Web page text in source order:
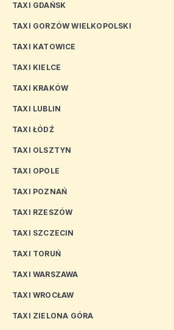
TAXI GDAŃSK
TAXI GORZÓW WIELKOPOLSKI
TAXI KATOWICE
TAXI KIELCE
TAXI KRAKÓW
TAXI LUBLIN
TAXI ŁÓDŹ
TAXI OLSZTYN
TAXI OPOLE
TAXI POZNAŃ
TAXI RZESZÓW
TAXI SZCZECIN
TAXI TORUŃ
TAXI WARSZAWA
TAXI WROCŁAW
TAXI ZIELONA GÓRA